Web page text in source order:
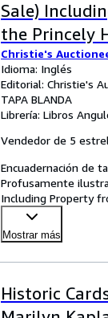
Sale)
the Princely
Christie's
Idioma: Inglés
Editorial: Christie's
TAPA BLANDA
Librería: Libros
Vendedor de 5
Encuadernación de
Profusamente
Including Property
Mostrar más
Historic